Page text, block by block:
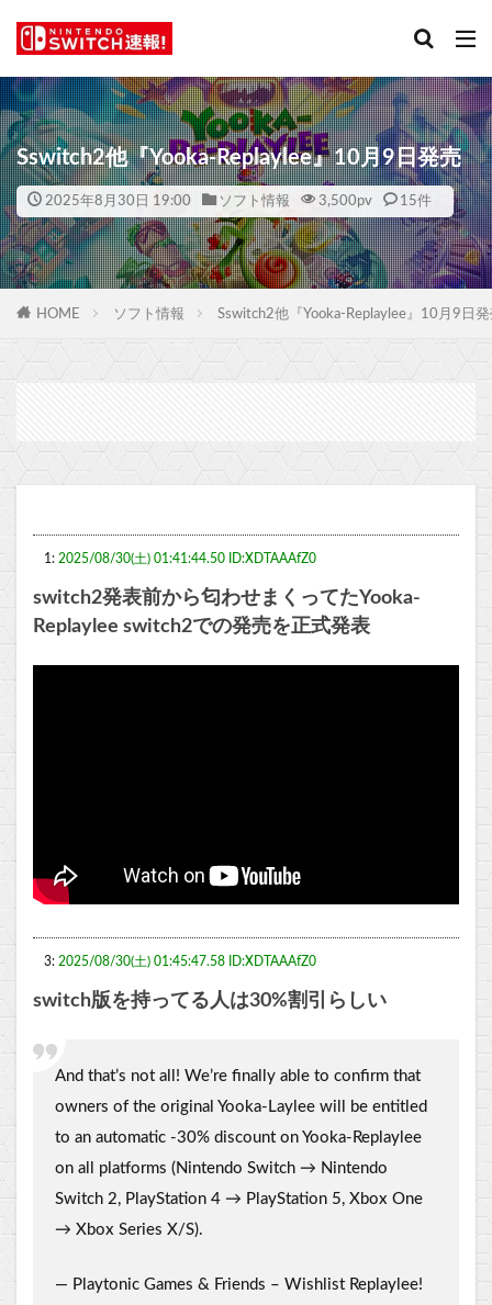
Sswitch2他『Yooka-Replaylee』10月9日発売
2025年8月30日 19:00 ソフト情報 3,500pv 15件
HOME ソフト情報 Sswitch2他『Yooka-Replaylee』10月9日
1: 2025/08/30(土) 01:41:44.50 ID:XDTAAAfZ0
switch2発表前から匂わせまくってたYooka-
Replaylee switch2での発売を正式発表
3: 2025/08/30(土) 01:45:47.58 ID:XDTAAAfZ0
switch版を持ってる人は30%割引らしい
And that’s not all! We’re finally able to confirm that
owners of the original Yooka-Laylee will be entitled
to an automatic -30% discount on Yooka-Replaylee
on all platforms (Nintendo Switch → Nintendo
Switch 2, PlayStation 4 → PlayStation 5, Xbox One
→ Xbox Series X/S).
— Playtonic Games & Friends – Wishlist Replaylee!